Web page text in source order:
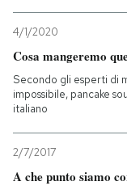
4/1/2020
Cosa mangeremo
Secondo gli esperti di
impossibile, pancake
italiano
2/7/2017
A che punto siamo